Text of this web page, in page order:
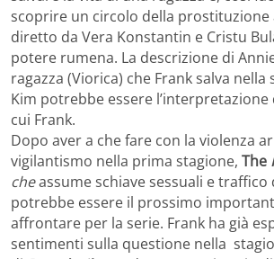
scoprire un circolo della prostituzione
diretto da Vera Konstantin e Cristu
potere rumena. La descrizione di
ragazza (Viorica) che Frank salva
Kim potrebbe essere l’interpretazione
cui Frank.
Dopo aver a che fare con la violenza
vigilantismo nella prima stagione, The
cheassume schiave sessuali e traffico
potrebbe essere il prossimo
affrontare per la serie. Frank ha già
sentimenti sulla questione nella